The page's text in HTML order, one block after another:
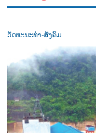
ວັດທະນະທຳ-ສັງຄົມ